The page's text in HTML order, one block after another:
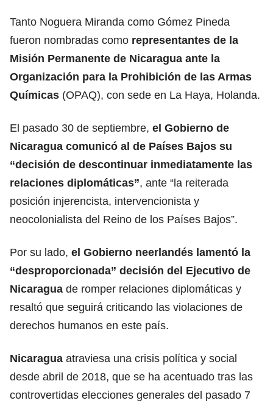
Tanto Noguera Miranda como Gómez Pineda
fueron nombradas como representantes de la
Misión Permanente de Nicaragua ante la
Organización para la Prohibición de las Armas
Químicas (OPAQ), con sede en La Haya, Holanda.
El pasado 30 de septiembre, el Gobierno de
Nicaragua comunicó al de Países Bajos su
“decisión de descontinuar inmediatamente las
relaciones diplomáticas”, ante “la reiterada
posición injerencista, intervencionista y
neocolonialista del Reino de los Países Bajos”.
Por su lado, el Gobierno neerlandés lamentó la
“desproporcionada” decisión del Ejecutivo de
Nicaragua de romper relaciones diplomáticas y
resaltó que seguirá criticando las violaciones de
derechos humanos en este país.
Nicaragua atraviesa una crisis política y social
desde abril de 2018, que se ha acentuado tras las
controvertidas elecciones generales del pasado 7